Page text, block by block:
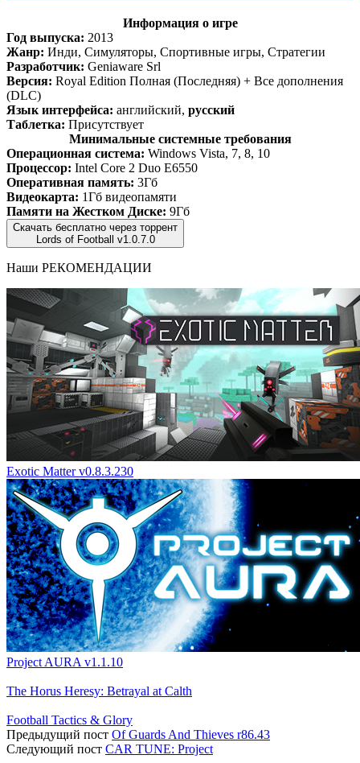
Информация о игре
Год выпуска: 2013
Жанр: Инди, Симуляторы, Спортивные игры, Стратегии
Разработчик: Geniaware Srl
Версия: Royal Edition Полная (Последняя) + Все дополнения
(DLC)
Язык интерфейса: английский, русский
Таблетка: Присутствует
Минимальные системные требования
Операционная система: Windows Vista, 7, 8, 10
Процессор: Intel Core 2 Duo E6550
Оперативная память: 3Гб
Видеокарта: 1Гб видеопамяти
Памяти на Жестком Диске: 9Гб
Скачать бесплатно через торрент
Lords of Football v1.0.7.0
Наши РЕКОМЕНДАЦИИ
Exotic Matter v0.8.3.230
Project AURA v1.1.10
The Horus Heresy: Betrayal at Calth
Football Tactics & Glory
Предыдущий пост Of Guards And Thieves r86.43
Следующий пост CAR TUNE: Project